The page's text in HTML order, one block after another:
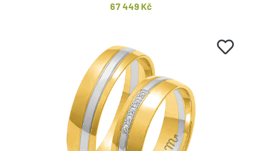
67 449 Kč